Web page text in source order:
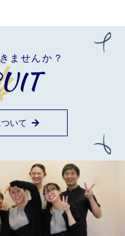
ませんか？
いて